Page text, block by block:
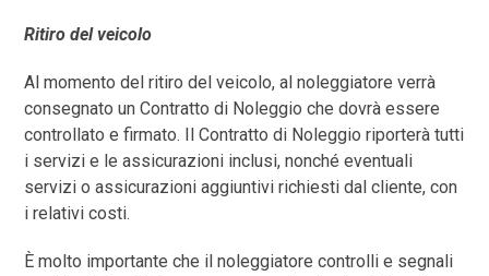
Ritiro del veicolo
Al momento del ritiro del veicolo, al noleggiatore verrà
consegnato un Contratto di Noleggio che dovrà essere
controllato e firmato. Il Contratto di Noleggio riporterà tutti
i servizi e le assicurazioni inclusi, nonché eventuali
servizi o assicurazioni aggiuntivi richiesti dal cliente, con
i relativi costi.
È molto importante che il noleggiatore controlli e segnali